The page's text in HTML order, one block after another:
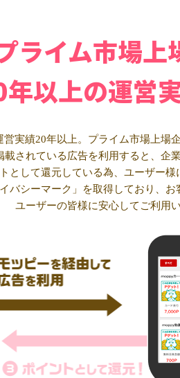
ライム市場上
以上の運営
実績20年以上。プライム市場上場
載されている広告を利用すると、企
として還元している為、ユーザー
バシーマーク」を取得しており、
ユーザーの皆様に安心してご利用